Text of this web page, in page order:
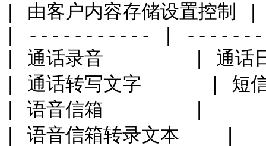
| 由客户内容存储设置控制
| ----------- |
| 通话录音        | 通
| 通话转写文字      | 短
| 语音信箱        |
| 语音信箱转录文本